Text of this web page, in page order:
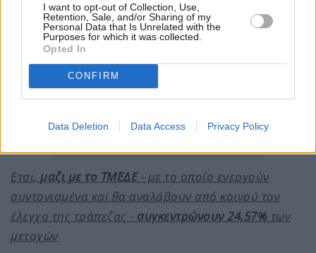
I want to opt-out of Collection, Use,
Retention, Sale, and/or Sharing of my
Personal Data that Is Unrelated with the
Purposes for which it was collected.
Opted In
CONFIRM
Data Deletion Data Access Privacy Policy
Ετσι, μαζι με το ΤΜΕΔΕ- με το οποίο ενεργούν
συντονισμένα και θα αναλάβουν από κοινού τον
έλεγχο της τράπεζας - συγκεντρώνουν 24,57% των
μετοχών